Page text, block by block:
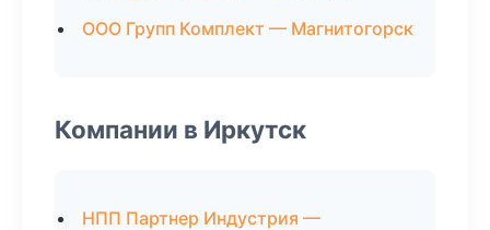
ООО Групп Комплект — Магнитогорск
Компании в Иркутск
НПП Партнер Индустрия —